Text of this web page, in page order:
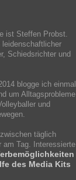
ist Steffen Probst.
leidenschaftlicher
Schiedsrichter und
blogge ich einmal
um Alltagsprobleme
und
täglich
am Tag. Interessierte
des Media Kits